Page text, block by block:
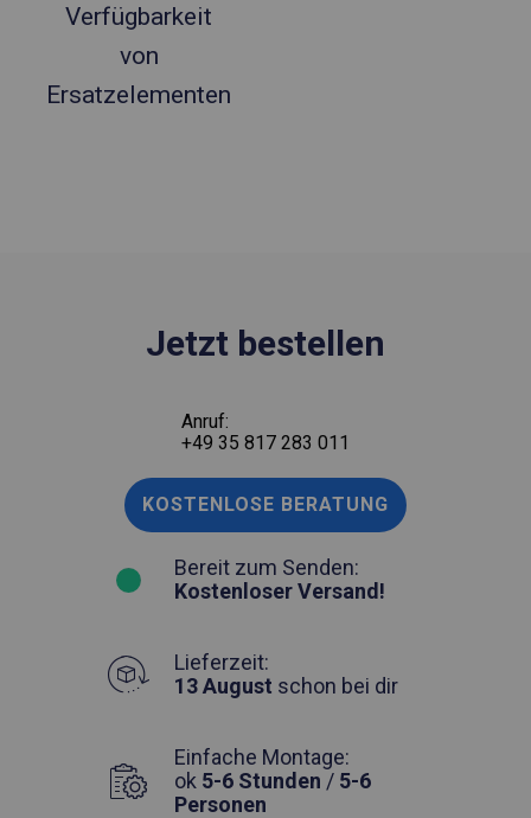
Verfügbarkeit
von
Ersatzelementen
Jetzt bestellen
Anruf:
+49 35 817 283 011
KOSTENLOSE BERATUNG
Bereit zum Senden:
Kostenloser Versand!
Lieferzeit:
13 August schon bei dir
Einfache Montage:
ok 5-6 Stunden / 5-6
Personen